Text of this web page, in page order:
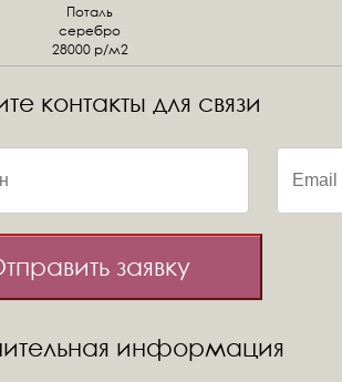
Поталь
серебро
28000 р/м2
контакты для связи
заявку
информация